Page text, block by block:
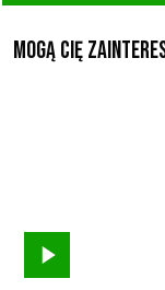
Mogą Cię